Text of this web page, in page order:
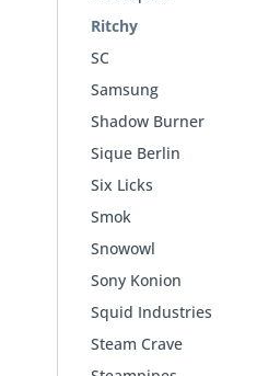
Ritchy
SC
Samsung
Shadow Burner
Sique Berlin
Six Licks
Smok
Snowowl
Sony Konion
Squid Industries
Steam Crave